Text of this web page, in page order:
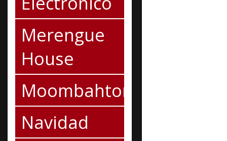
Merengue
House
Moombahton
Navidad